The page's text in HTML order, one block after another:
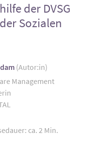
der DVSG
Sozialen
(Autor:in)
Management
ca. 2 Min.